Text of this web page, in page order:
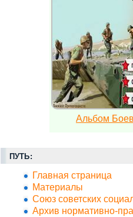
Альбом
ПУТЬ:
Главная страница
Материалы
Союз советских
Архив нормативно-